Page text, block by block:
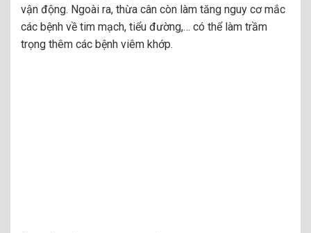
vận động. Ngoài ra, thừa cân còn làm tăng nguy cơ mắc
các bệnh về tim mạch, tiểu đường,… có thể làm trầm
trọng thêm các bệnh viêm khớp.